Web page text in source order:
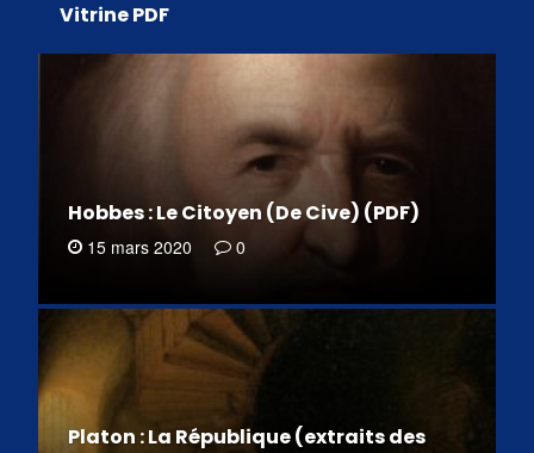
Vitrine PDF
Hobbes : Le Citoyen (De Cive) (PDF)
15 mars 2020 0
Platon : La République (extraits des